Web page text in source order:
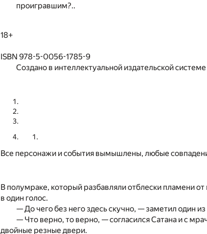
проигравшим?..
18+
ISBN 978-5-0056-1785-9
Создано в интеллектуальной издательской
Все персонажи и события вымышлены, любые
В полумраке, который разбавляли отблески пламени
в один голос.
— До чего без него здесь скучно, — заметил один
— Что верно, то верно, — согласился Сатана и с
двойные резные двери.